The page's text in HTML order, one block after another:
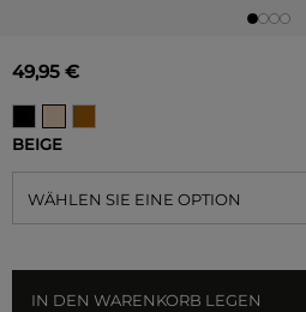
49,95 €
BEIGE
WÄHLEN SIE EINE OPTION
IN DEN WARENKORB LEGEN